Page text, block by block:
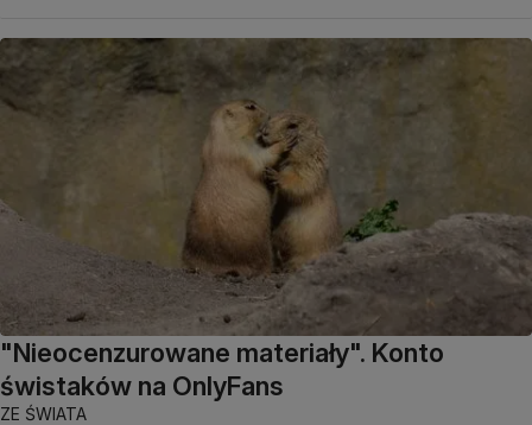
"Nieocenzurowane materiały". Konto
świstaków na OnlyFans
ZE ŚWIATA